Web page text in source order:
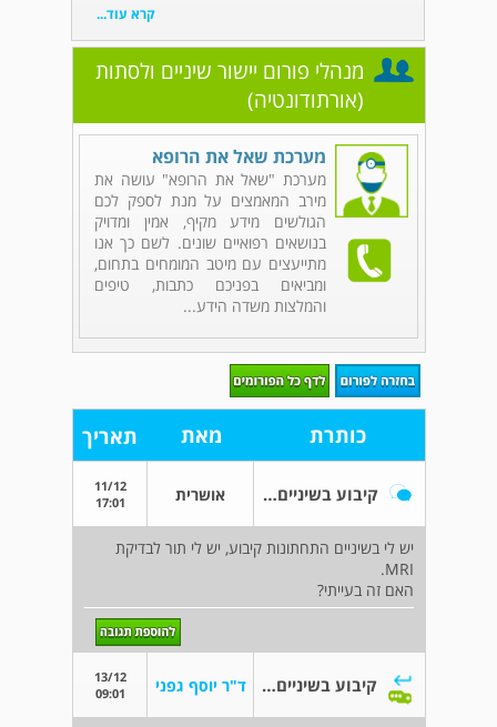
קרא עוד...
מנהלי פורום יישור שיניים ולסתות
(אורתודונטיה)
מערכת שאל את הרופא
מערכת "שאל את הרופא" עושה את
מירב המאמצים על מנת לספק לכם
הגולשים מידע מקיף, אמין ומדויק
בנושאים רפואיים שונים. לשם כך אנו
מתייעצים עם מיטב המומחים בתחום,
ומביאים בפניכם כתבות, טיפים
והמלצות משדה הידע...
כותרת מאת תאריך
קיבוע בשיניים ו MRI אושרית
11/12
17:01
יש לי בשיניים התחתונות קיבוע, יש לי תור לבדיקת
MRI.
האם זה בעייתי?
קיבוע בשיניים ו MRI ד"ר יוסף גפני
13/12
09:01